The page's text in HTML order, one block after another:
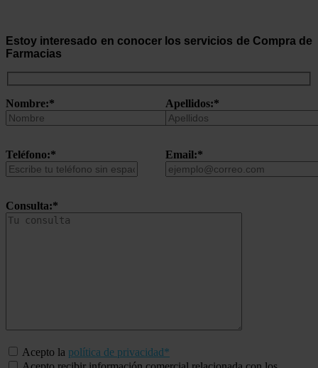
Estoy interesado en conocer los servicios de Compra de
Farmacias
Nombre:* Apellidos:*
Teléfono:* Email:*
Consulta:*
Acepto la política de privacidad*